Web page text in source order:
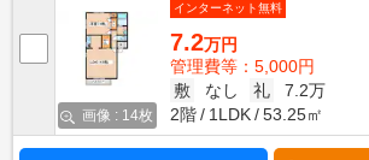
画像 : 14枚
インターネット無料
7.2万円
管理費等：5,000円
敷
なし 礼
7.2万
2階
1LDK 53.25㎡